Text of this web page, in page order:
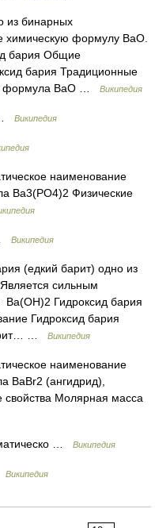
из бинарных
химическую формулу BaO.
бария Общие
бария Традиционные
формула BaO …
Википедия
Википедия
наименование
Ba3(PO4)2 Физические
Википедия
(едкий барит) одно из
сильным
Гидроксид бария
Гидроксид бария
…
Википедия
наименование
BaBr2 (ангидрид),
свойства Молярная масса
… Википедия
Википедия